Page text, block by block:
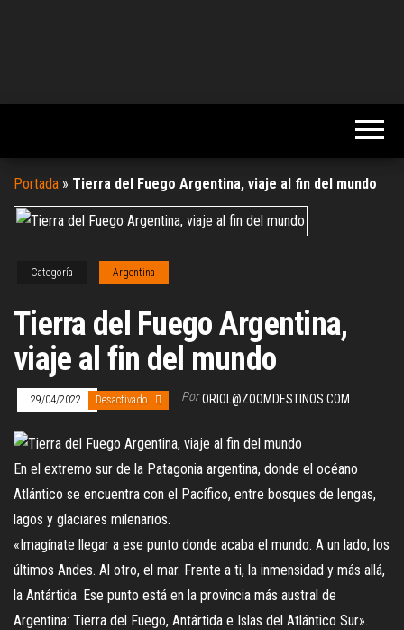
Portada » Tierra del Fuego Argentina, viaje al fin del mundo
Categoría Argentina
Tierra del Fuego Argentina,
viaje al fin del mundo
29/04/2022 Desactivado Por ORIOL@ZOOMDESTINOS.COM
En el extremo sur de la Patagonia argentina, donde el océano
Atlántico se encuentra con el Pacífico, entre bosques de lengas,
lagos y glaciares milenarios.
«Imagínate llegar a ese punto donde acaba el mundo. A un lado, los
últimos Andes. Al otro, el mar. Frente a ti, la inmensidad y más allá,
la Antártida. Ese punto está en la provincia más austral de
Argentina: Tierra del Fuego, Antártida e Islas del Atlántico Sur».